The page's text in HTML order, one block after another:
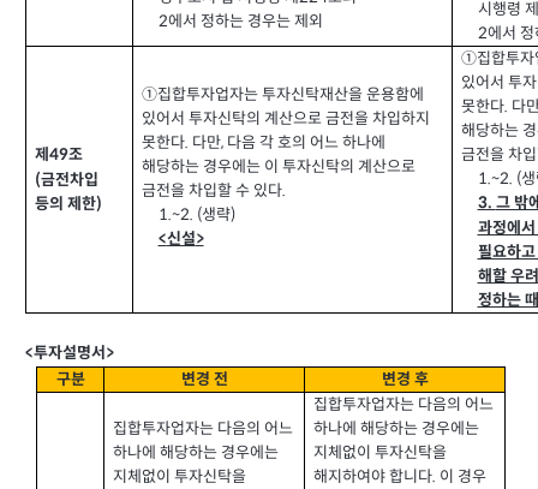
2에서 정하는 경우는 제외
시행령 제
2에서
제49조
(금전차입
등의 제한)
①집합투자업자는 투자신탁재산을 운용함에
있어서 투자신탁의 계산으로 금전을 차입하지
못한다. 다만, 다음 각 호의 어느 하나에
해당하는 경우에는 이 투자신탁의 계산으로
금전을 차입할 수 있다.
1.~2. (생략)
<신설>
①집합투자
있어서 투
못한다. 다
해당하는
금전을 차
1.~2. (
3. 그 밖
과정에
필요하
해할 우
정하는 때
<투자설명서>
구분
변경 전 변경 후
집합투자업자는 다음의 어느
하나에 해당하는 경우에는
지체없이 투자신탁을
집합투자업자는 다음의 어느
하나에 해당하는 경우에는
지체없이 투자신탁을
해지하여야 합니다. 이 경우